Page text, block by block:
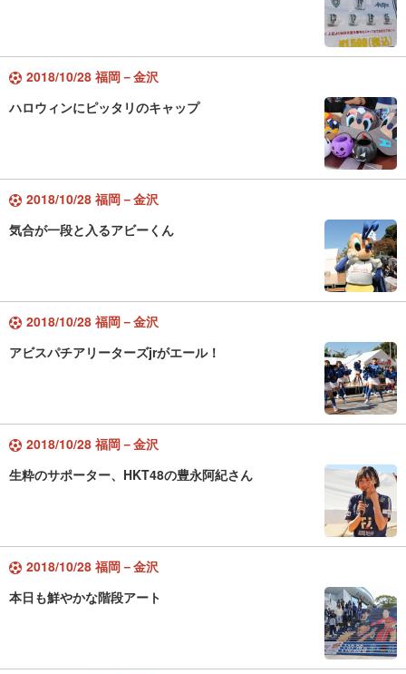
2018/10/28 福岡－金沢
ハロウィンにピッタリのキャップ
2018/10/28 福岡－金沢
気合が一段と入るアビーくん
2018/10/28 福岡－金沢
アビスパチアリーターズjrがエール！
2018/10/28 福岡－金沢
生粋のサポーター、HKT48の豊永阿紀さん
2018/10/28 福岡－金沢
本日も鮮やかな階段アート